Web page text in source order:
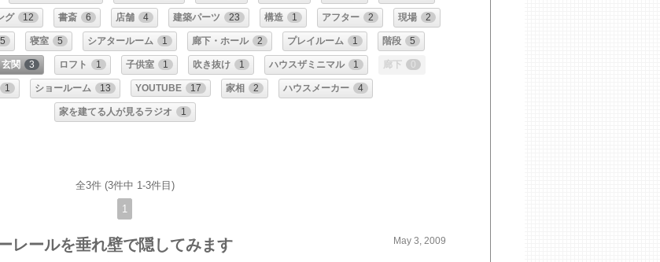
グ 12 書斎 6 店舗 4 建築パーツ 23 構造 1 アフター 2 現場 2
5 寝室 5 シアタールーム 1 廊下・ホール 2 プレイルーム 1 階段 5
玄関 3 ロフト 1 子供室 1 吹き抜け 1 ハウスザミニマル 1 廊下 0
1 ショールーム 13 YOUTUBE 17 家相 2 ハウスメーカー 4
家を建てる人が見るラジオ 1
全3件 (3件中 1-3件目)
1
レールを垂れ壁で隠してみます May 3, 2009